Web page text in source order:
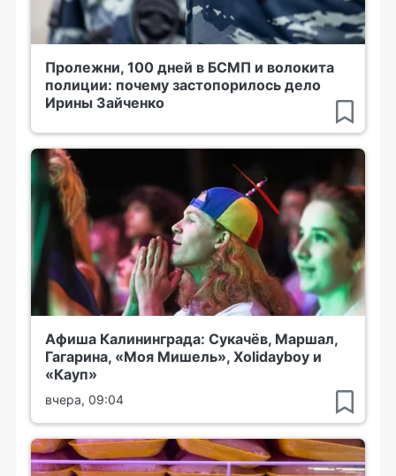
Пролежни, 100 дней в БСМП и волокита
полиции: почему застопорилось дело
Ирины Зайченко
Афиша Калининграда: Сукачёв, Маршал,
Гагарина, «Моя Мишель», Xolidayboy и
«Кауп»
вчера, 09:04